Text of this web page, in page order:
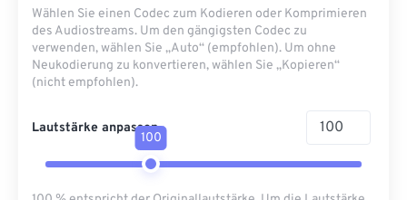
Wählen Sie einen Codec zum Kodieren oder Komprimieren
des Audiostreams. Um den gängigsten Codec zu
verwenden, wählen Sie „Auto“ (empfohlen). Um ohne
Neukodierung zu konvertieren, wählen Sie „Kopieren“
(nicht empfohlen).
Lautstärke anpassen
100